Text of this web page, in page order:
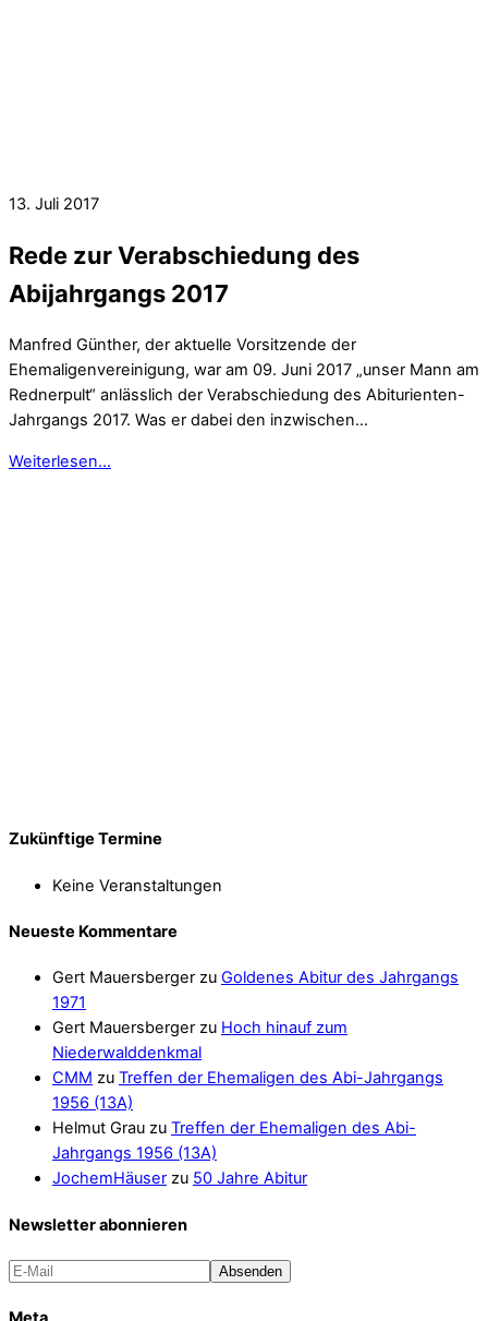
13. Juli 2017
Rede zur Verabschiedung des
Abijahrgangs 2017
Manfred Günther, der aktuelle Vorsitzende der
Ehemaligenvereinigung, war am 09. Juni 2017 „unser Mann am
Rednerpult“ anlässlich der Verabschiedung des Abiturienten-
Jahrgangs 2017. Was er dabei den inzwischen…
Weiterlesen...
Zukünftige Termine
Keine Veranstaltungen
Neueste Kommentare
Gert Mauersberger zu Goldenes Abitur des Jahrgangs
1971
Gert Mauersberger zu Hoch hinauf zum
Niederwalddenkmal
CMM zu Treffen der Ehemaligen des Abi-Jahrgangs
1956 (13A)
Helmut Grau zu Treffen der Ehemaligen des Abi-
Jahrgangs 1956 (13A)
JochemHäuser zu 50 Jahre Abitur
Newsletter abonnieren